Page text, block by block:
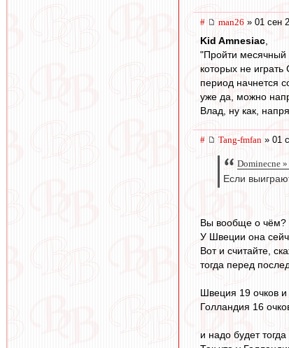
# man26 » 01 сен
Kid Amnesiac
"Пройти месячный
которых не
период начнется
уже да, можно
Влад, ну как,
# Tang-fmfan » 01
Dominecne
Если
Вы вообще о чём?
У Швеции она
Вот и считайте,
тогда перед
Швеция 19 очков
Голландия 16
и надо будет